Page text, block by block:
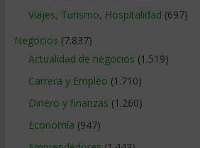
Viajes, Turismo, Hospitalidad (697)
Negocios (7.837)
Actualidad de negocios (1.519)
Carrera y Empleo (1.710)
Dinero y finanzas (1.260)
Economía (947)